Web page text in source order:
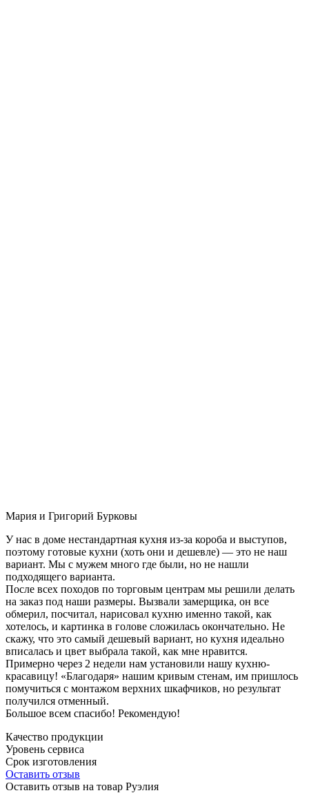
Мария и Григорий Бурковы
У нас в доме нестандартная кухня из-за короба и выступов,
поэтому готовые кухни (хоть они и дешевле) — это не наш
вариант. Мы с мужем много где были, но не нашли
подходящего варианта.
После всех походов по торговым центрам мы решили делать
на заказ под наши размеры. Вызвали замерщика, он все
обмерил, посчитал, нарисовал кухню именно такой, как
хотелось, и картинка в голове сложилась окончательно. Не
скажу, что это самый дешевый вариант, но кухня идеально
вписалась и цвет выбрала такой, как мне нравится.
Примерно через 2 недели нам установили нашу кухню-
красавицу! «Благодаря» нашим кривым стенам, им пришлось
помучиться с монтажом верхних шкафчиков, но результат
получился отменный.
Большое всем спасибо! Рекомендую!
Качество продукции
Уровень сервиса
Срок изготовления
Оставить отзыв
Оставить отзыв на товар Руэлия